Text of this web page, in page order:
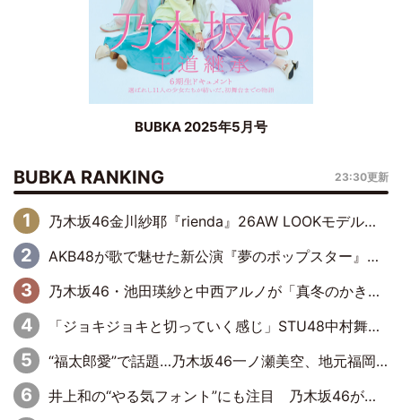
BUBKA 2025年5月号
BUBKA RANKING 23:30更新
乃木坂46金川紗耶『rienda』26AW LOOKモデルに就任
AKB48が歌で魅せた新公演『夢のポップスター』 初日から全身全霊のステージ
乃木坂46・池田瑛紗と中西アルノが「真冬のかき氷」騒動で火花散らす！ 因縁の裏にあるのは、逆境をともに“凌”ぐ似た者同士の絆
「ジョキジョキと切っていく感じ」STU48中村舞、新しい挑戦は自らの手で
“福太郎愛”で話題…乃木坂46一ノ瀬美空、地元福岡『めんべい25周年トップサポーター』に就任
井上和の“やる気フォント”にも注目 乃木坂46が挑んだ書道パフォーマンスの舞台裏